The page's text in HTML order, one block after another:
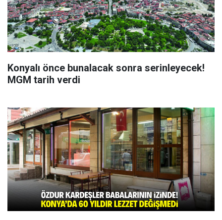
Konyalı önce bunalacak sonra serinleyecek!
MGM tarih verdi